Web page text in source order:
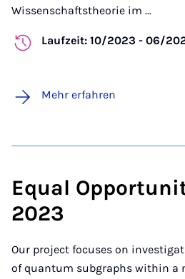
Wissenschaftstheorie im ...
Laufzeit: 10/2023 - 06/
Mehr erfahren
Equal
2023
Our project focuses on
of quantum subgraphs within a